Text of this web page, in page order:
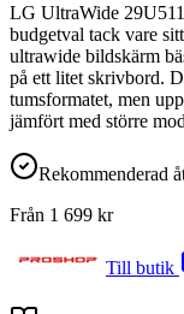
LG UltraWide
budgetval tack vare
ultrawide bildskärm
på ett litet skrivbord.
tumsformatet, men
jämfört med större
Rekommenderad
Från 1 699 kr
Till butik